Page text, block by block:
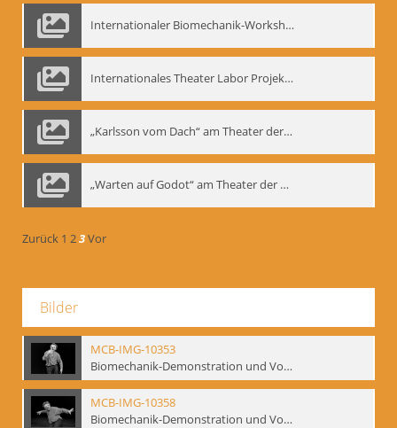
Internationaler Biomechanik-Workshop, Moskau 1993
Internationales Theater Labor Projekt: Play Don Juan
„Karlsson vom Dach“ am Theater der Satire, Moskau 1985
„Warten auf Godot“ am Theater der Saire, Moskau 1980er
Zurück 1 23Vor
Bilder
MCB-IMG-10353
Biomechanik-Demonstration und Vortrag, Berliner Ensemble, 04.10.1991
MCB-IMG-10358
Biomechanik-Demonstration und Vortrag, Berliner Ensemble, 04.10.1991